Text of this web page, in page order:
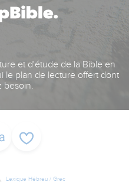
et d'étude de la Bible en
le plan de lecture offert dont
besoin.
Lexique Hébreu / Grec